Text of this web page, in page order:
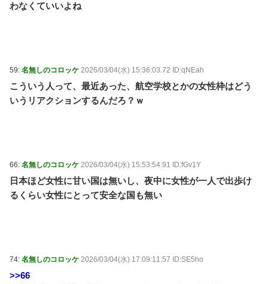
わなくていいよね
59: 名無しのコロッケ 2026/03/04(水) 15:36:03.72 ID:qNEah
こういう人って、最近あった、航空学校とかの女性枠はどう
いうリアクションするんだろ？ｗ
66: 名無しのコロッケ 2026/03/04(水) 15:53:54.91 ID:fGv1Y
日本ほど女性に甘い国は無いし、夜中に女性が一人で出歩け
るくらい女性にとって安全な国も無い
74: 名無しのコロッケ 2026/03/04(水) 17:09:11.57 ID:SE5ho
>>66